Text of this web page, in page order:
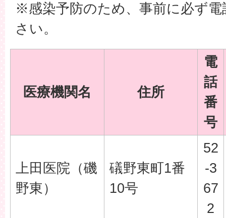
※感染予防のため、事前に必ず
さい。
医療機関名 住所
電
話
番
号
上田医院（磯
野東）
礒野東町1番
10号
52
-3
67
2